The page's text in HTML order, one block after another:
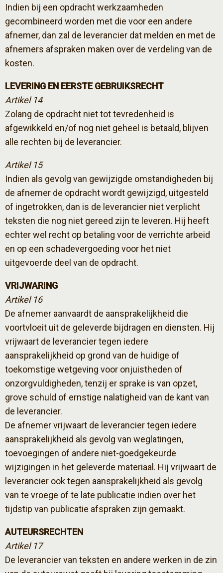
Indien bij een opdracht werkzaamheden
gecombineerd worden met die voor een andere
afnemer, dan zal de leverancier dat melden en met de
afnemers afspraken maken over de verdeling van de
kosten.
LEVERING EN EERSTE GEBRUIKSRECHT
Artikel 14
Zolang de opdracht niet tot tevredenheid is
afgewikkeld en/of nog niet geheel is betaald, blijven
alle rechten bij de leverancier.
Artikel 15
Indien als gevolg van gewijzigde omstandigheden bij
de afnemer de opdracht wordt gewijzigd, uitgesteld
of ingetrokken, dan is de leverancier niet verplicht
teksten die nog niet gereed zijn te leveren. Hij heeft
echter wel recht op betaling voor de verrichte arbeid
en op een schadevergoeding voor het niet
uitgevoerde deel van de opdracht.
VRIJWARING
Artikel 16
De afnemer aanvaardt de aansprakelijkheid die
voortvloeit uit de geleverde bijdragen en diensten. Hij
vrijwaart de leverancier tegen iedere
aansprakelijkheid op grond van de huidige of
toekomstige wetgeving voor onjuistheden of
onzorgvuldigheden, tenzij er sprake is van opzet,
grove schuld of ernstige nalatigheid van de kant van
de leverancier.
De afnemer vrijwaart de leverancier tegen iedere
aansprakelijkheid als gevolg van weglatingen,
toevoegingen of andere niet-goedgekeurde
wijzigingen in het geleverde materiaal. Hij vrijwaart de
leverancier ook tegen aansprakelijkheid als gevolg
van te vroege of te late publicatie indien over het
tijdstip van publicatie afspraken zijn gemaakt.
AUTEURSRECHTEN
Artikel 17
De leverancier van teksten en andere werken in de zin